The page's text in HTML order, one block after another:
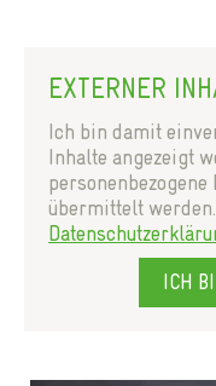
EXTERNER
Ich bin damit
Inhalte angezeigt
übermittelt
ICH